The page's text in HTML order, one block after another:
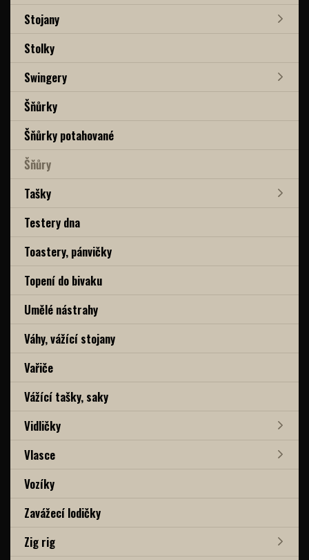
Stojany
Stolky
Swingery
Šňůrky
Šňůrky potahované
Šňůry
Tašky
Testery dna
Toastery, pánvičky
Topení do bivaku
Umělé nástrahy
Váhy, vážící stojany
Vařiče
Vážící tašky, saky
Vidličky
Vlasce
Vozíky
Zavážecí lodičky
Zig rig